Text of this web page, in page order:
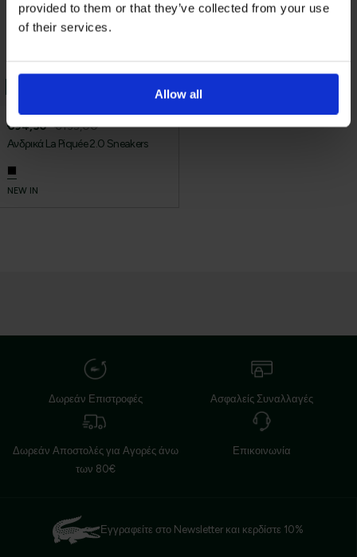
provided to them or that they’ve collected from your use
of their services.
Allow all
€94,50 €135,00
Ανδρικά La Piquée 2.0 Sneakers
NEW IN
Δωρεάν Επιστροφές Ασφαλείς Συναλλαγές
Δωρεάν Αποστολές για Αγορές άνω
των 80€
Επικοινωνία
Εγγραφείτε στο Newsletter και κερδίστε 10%